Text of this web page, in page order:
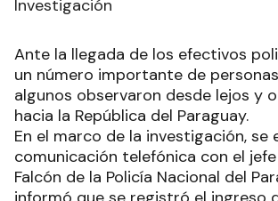
Investigación
Ante la llegada de los efectivos
un número importante de
algunos observaron desde lejos y
hacia la República del Paraguay.
En el marco de la investigación, se
comunicación telefónica con el
Falcón de la Policía Nacional del